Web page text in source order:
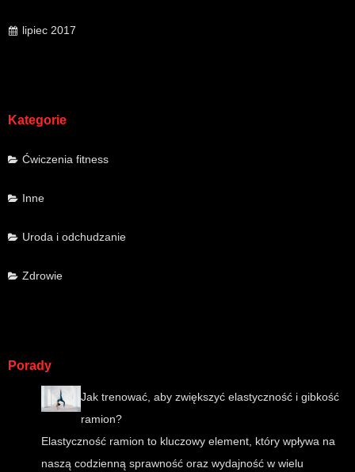
lipiec 2017
Kategorie
Ćwiczenia fitness
Inne
Uroda i odchudzanie
Zdrowie
Porady
Jak trenować, aby zwiększyć elastyczność i gibkość
ramion?
Elastyczność ramion to kluczowy element, który wpływa na
naszą codzienną sprawność oraz wydajność w wielu